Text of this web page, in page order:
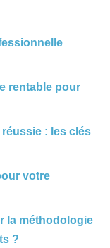
rentable pour
: les clés
votre
la méthodologie
?